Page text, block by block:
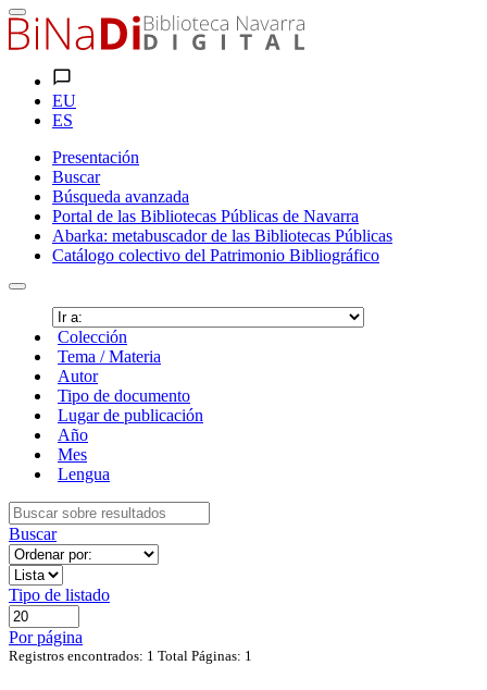
EU
ES
Presentación
Buscar
Búsqueda avanzada
Portal de las Bibliotecas Públicas de Navarra
Abarka: metabuscador de las Bibliotecas Públicas
Catálogo colectivo del Patrimonio Bibliográfico
Colección
Tema / Materia
Autor
Tipo de documento
Lugar de publicación
Año
Mes
Lengua
Buscar
Tipo de listado
Por página
Registros encontrados: 1 Total Páginas: 1